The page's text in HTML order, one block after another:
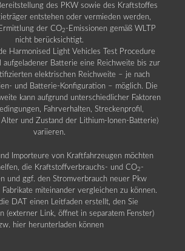
des PKW sowie des Kraftstoffes
entstehen oder vermieden werden,
der CO2 -Emissionen gemäß WLTP
nicht berücksichtigt.
Harmonised Light Vehicles Test Procedure
aufgeladener Batterie eine Reichweite bis zur
elektrischen Reichweite – je nach
und Batterie-Konfiguration – möglich. Die
kann aufgrund unterschiedlicher Faktoren
Fahrverhalten, Streckenprofil,
Alter und Zustand der Lithium-Ionen-Batterie)
variieren.
Importeure von Kraftfahrzeugen möchten
die Kraftstoffverbrauchs- und CO2 -
und ggf. den Stromverbrauch neuer Pkw
miteinander vergleichen zu können.
DAT einen Leitfaden erstellt, den Sie
(externer Link, öffnet in separatem Fenster)
hier herunterladen können